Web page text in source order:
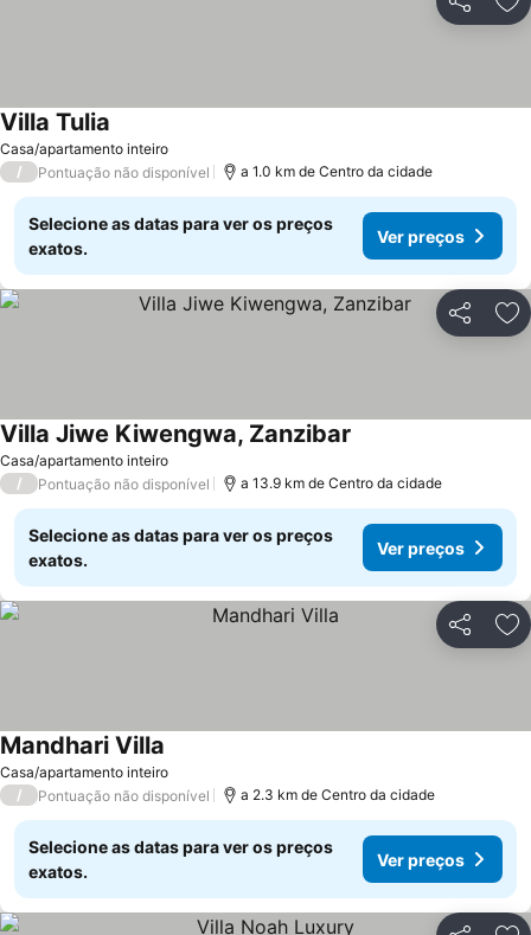
Partilhar
Casa/apartamento inteiro
Villa Tulia
/ Pontuação não disponível a 1.0 km de Centro da cidade
Selecione as datas para ver os preços
exatos.
Ver preços
Partilhar
Casa/apartamento inteiro
Villa Jiwe Kiwengwa, Zanzibar
/ Pontuação não disponível a 13.9 km de Centro da cidade
Selecione as datas para ver os preços
exatos.
Ver preços
Partilhar
Casa/apartamento inteiro
Mandhari Villa
/ Pontuação não disponível a 2.3 km de Centro da cidade
Selecione as datas para ver os preços
exatos.
Ver preços